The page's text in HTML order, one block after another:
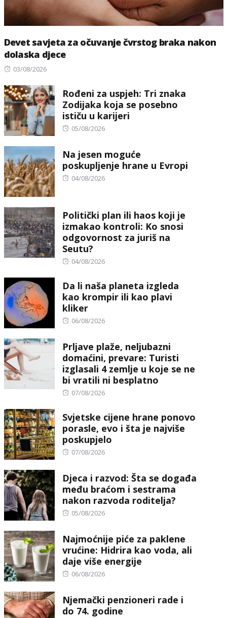
Devet savjeta za očuvanje čvrstog braka nakon
dolaska djece
Posted
03/08/2026
Rođeni za uspjeh: Tri znaka
Zodijaka koja se posebno
ističu u karijeri
Posted
05/08/2026
Na jesen moguće
poskupljenje hrane u Evropi
Posted
04/08/2026
Politički plan ili haos koji je
izmakao kontroli: Ko snosi
odgovornost za juriš na
Seutu?
Posted
04/08/2026
Da li naša planeta izgleda
kao krompir ili kao plavi
kliker
Posted
06/08/2026
Prljave plaže, neljubazni
domaćini, prevare: Turisti
izglasali 4 zemlje u koje se ne
bi vratili ni besplatno
Posted
07/08/2026
Svjetske cijene hrane ponovo
porasle, evo i šta je najviše
poskupjelo
Posted
07/08/2026
Djeca i razvod: Šta se događa
među braćom i sestrama
nakon razvoda roditelja?
Posted
05/08/2026
Najmoćnije piće za paklene
vrućine: Hidrira kao voda, ali
daje više energije
Posted
06/08/2026
Njemački penzioneri rade i
do 74. godine